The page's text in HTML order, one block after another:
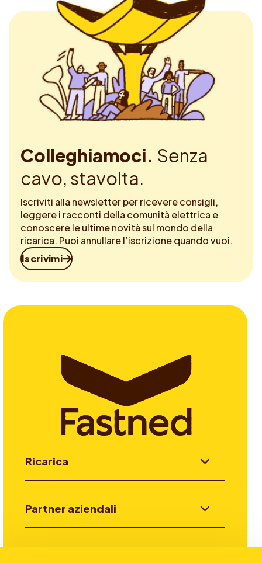
Colleghiamoci. Senza
cavo, stavolta.
Iscriviti alla newsletter per ricevere consigli,
leggere i racconti della comunità elettrica e
conoscere le ultime novità sul mondo della
ricarica. Puoi annullare l’iscrizione quando vuoi.
Iscrivimi
Ricarica
Partner aziendali